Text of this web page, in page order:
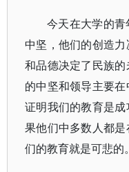
今天在大学的
中坚，他们的创造
和品德决定了民族
的中坚和领导主要
证明我们的教育是
果他们中多数人都
们的教育就是可悲的